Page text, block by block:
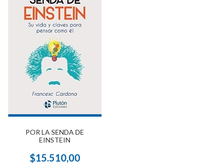
POR LA SENDA DE
EINSTEIN
$15.510,00